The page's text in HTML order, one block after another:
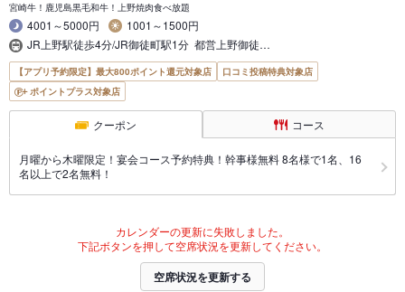
宮崎牛！鹿児島黒毛和牛！上野焼肉食べ放題
4001～5000円
1001～1500円
JR上野駅徒歩4分/JR御徒町駅1分 都営上野御徒…
【アプリ予約限定】最大800ポイント還元対象店
口コミ投稿特典対象店
ポイントプラス対象店
クーポン コース
月曜から木曜限定！宴会コース予約特典！幹事様無料 8名様で1名、16
名以上で2名無料！
カレンダーの更新に失敗しました。
下記ボタンを押して空席状況を更新してください。
空席状況を更新する